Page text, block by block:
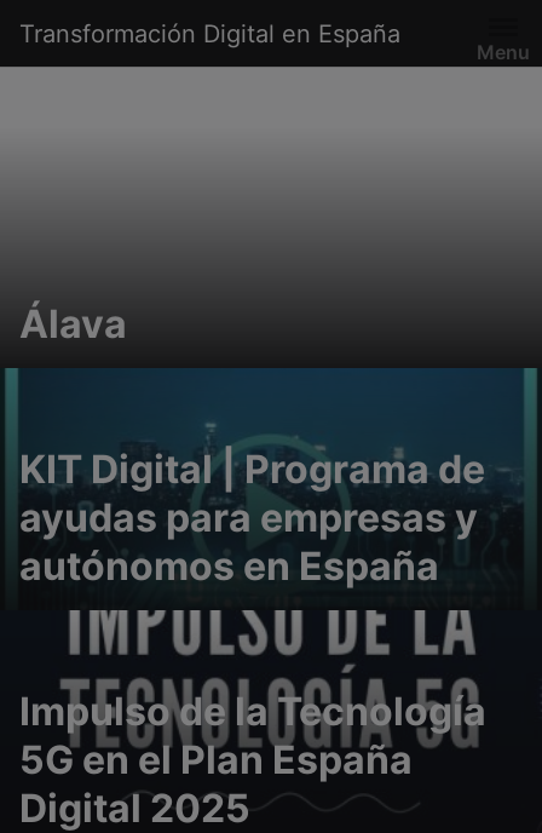
contenido
Transformación Digital en España
Menu
Álava
KIT Digital | Programa de
ayudas para empresas y
autónomos en España
Impulso de la Tecnología
5G en el Plan España
Digital 2025